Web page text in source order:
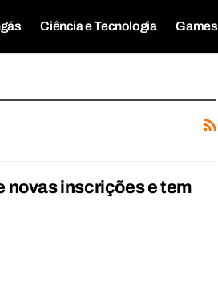
Ciência e Tecnologia Games
novas inscrições e tem